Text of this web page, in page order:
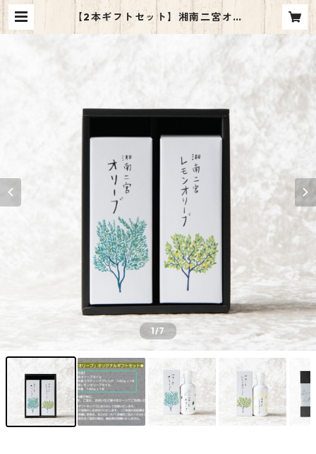
【2本ギフトセット】湘南二宮オリ
ーブ1本＆レモンオリーブ1本 | 湘南
1/7